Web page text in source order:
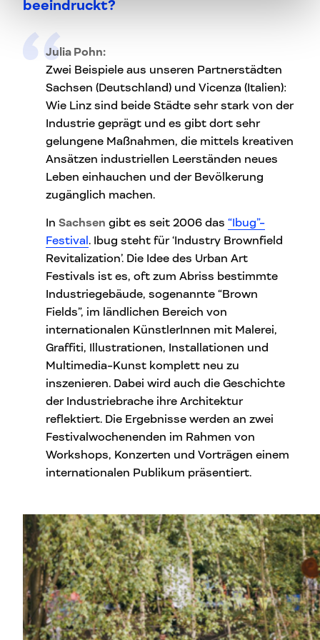
beeindruckt?
Julia Pohn:
Zwei Beispiele aus unseren Partnerstädten
Sachsen (Deutschland) und Vicenza (Italien):
Wie Linz sind beide Städte sehr stark von der
Industrie geprägt und es gibt dort sehr
gelungene Maßnahmen, die mittels kreativen
Ansätzen industriellen Leerständen neues
Leben einhauchen und der Bevölkerung
zugänglich machen.
In Sachsen gibt es seit 2006 das “Ibug”-
Festival . Ibug steht für ‘Industry Brownfield
Revitalization’. Die Idee des Urban Art
Festivals ist es, oft zum Abriss bestimmte
Industriegebäude, sogenannte “Brown
Fields”, im ländlichen Bereich von
internationalen KünstlerInnen mit Malerei,
Graffiti, Illustrationen, Installationen und
Multimedia-Kunst komplett neu zu
inszenieren. Dabei wird auch die Geschichte
der Industriebrache ihre Architektur
reflektiert. Die Ergebnisse werden an zwei
Festivalwochenenden im Rahmen von
Workshops, Konzerten und Vorträgen einem
internationalen Publikum präsentiert.